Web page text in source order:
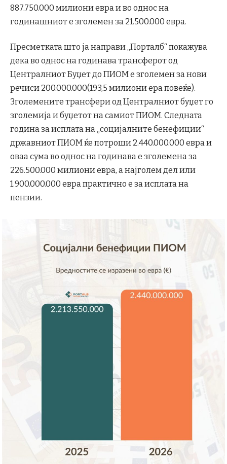
887.750.000 милиони евра и во однос на
годинашниот е зголемен за 21.500.000 евра.
Пресметката што ја направи „Порталб“ покажува
дека во однос на годинава трансферот од
Централниот Буџет до ПИОМ е зголемен за нови
речиси 200.000.000(193,5 милиони ера повеќе).
Зголемените трансфери од Централниот буџет го
зголемија и буџетот на самиот ПИОМ. Следната
година за исплата на „социјалните бенефиции“
државниот ПИОМ ќе потроши 2.440.000.000 евра и
оваа сума во однос на годинава е зголемена за
226.500.000 милиони евра, а најголем дел или
1.900.000.000 евра практично е за исплата на
пензии.